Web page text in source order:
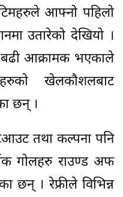
टिमहरुले आफ्नो पहिलो
उतारेको देखियो ।
आक्रामक भएकाले
खेलकौशलबाट
छन् ।
तथा कल्पना पनि
गोलहरु राउण्ड अफ
छन् । रेफ्रीले विभिन्न